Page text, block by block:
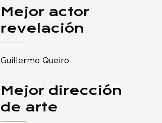
Mejor actor
revelación
Guillermo Queiro
Mejor dirección
de arte